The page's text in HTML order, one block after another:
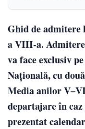
Ghid de admitere
a VIII-a.
va face exclusiv
Națională, cu
Media anilor
departajare în
prezentat